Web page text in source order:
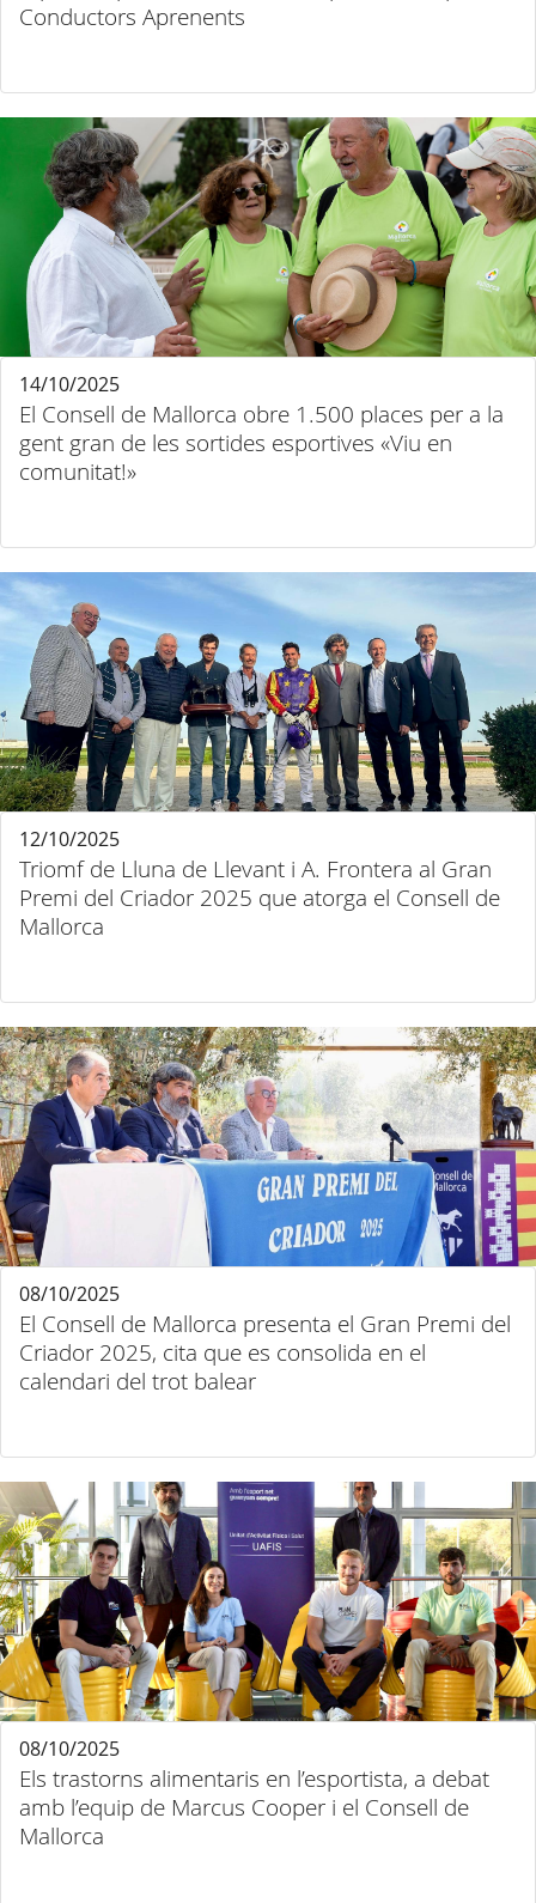
Conductors Aprenents
El Consell de Mallorca obre 1.500 places per a la
gent gran de les sortides esportives «Viu en
comunitat!»
14/10/2025
Triomf de Lluna de Llevant i A. Frontera al Gran
Premi del Criador 2025 que atorga el Consell de
Mallorca
12/10/2025
El Consell de Mallorca presenta el Gran Premi del
Criador 2025, cita que es consolida en el
calendari del trot balear
08/10/2025
Els trastorns alimentaris en l’esportista, a debat
amb l’equip de Marcus Cooper i el Consell de
Mallorca
08/10/2025